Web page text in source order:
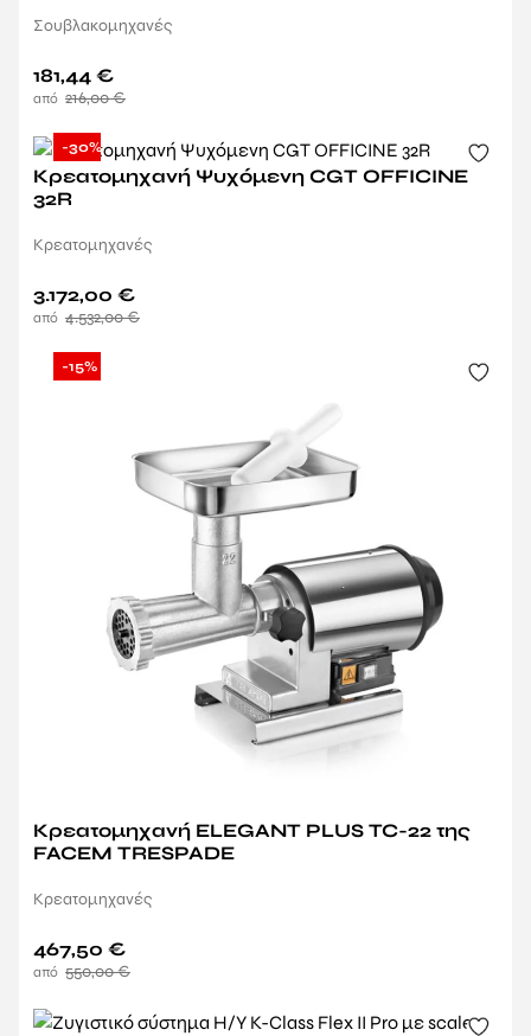
Σουβλακομηχανές
216,00€
181,44 €
-30%
Κρεατομηχανή Ψυχόμενη CGT OFFICINE
32R
Κρεατομηχανές
4.532,00€
3.172,00 €
-15%
Κρεατομηχανή ELEGANT PLUS TC-22 της
FACEM TRESPADE
Κρεατομηχανές
550,00€
467,50 €